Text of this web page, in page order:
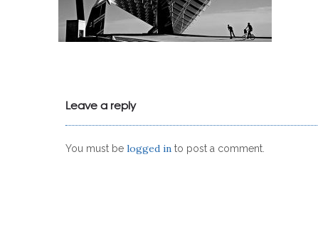
Leave a reply
You must be logged in to post a comment.